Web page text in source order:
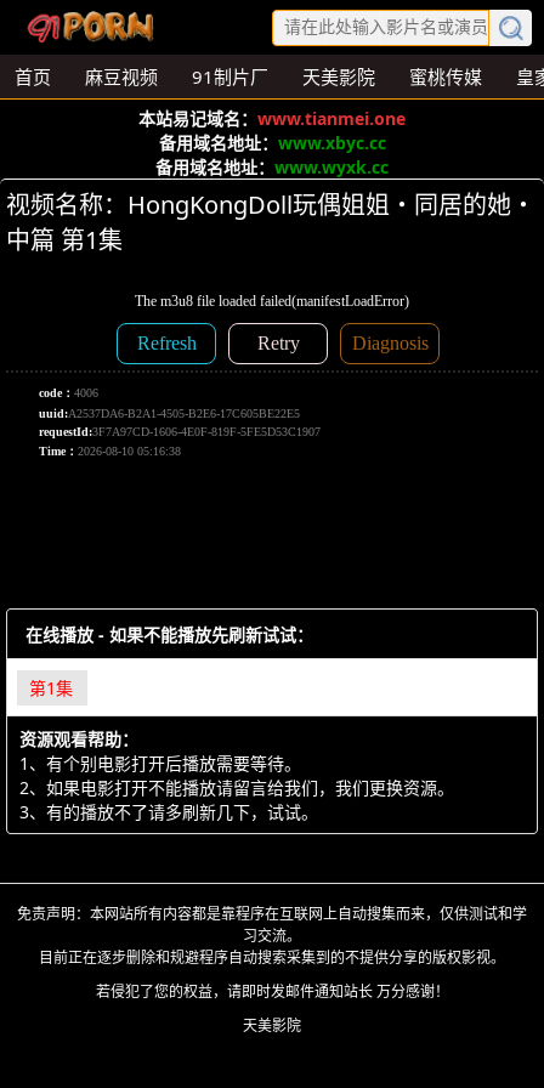
首页 麻豆视频 91制片厂 天美影院 蜜桃传媒 皇
本站易记域名： www.tianmei.one
备用域名地址： www.xbyc.cc
备用域名地址： www.wyxk.cc
视频名称：HongKongDoll玩偶姐姐・同居的她・
中篇 第1集
在线播放 - 如果不能播放先刷新试试：
第1集
资源观看帮助：
1、有个别电影打开后播放需要等待。
2、如果电影打开不能播放请留言给我们，我们更换资源。
3、有的播放不了请多刷新几下，试试。
免责声明：本网站所有内容都是靠程序在互联网上自动搜集而来，仅供测试和学
习交流。
目前正在逐步删除和规避程序自动搜索采集到的不提供分享的版权影视。
若侵犯了您的权益，请即时发邮件通知站长 万分感谢！
天美影院